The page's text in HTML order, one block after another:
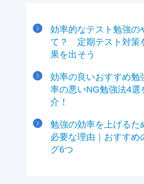
効率的なテスト勉強の
て？ 定期テスト対策
果を出そう
効率の良いおすすめ勉
率の悪いNG勉強法4選
介！
勉強の効率を上げるた
必要な理由｜おすすめ
グ6つ